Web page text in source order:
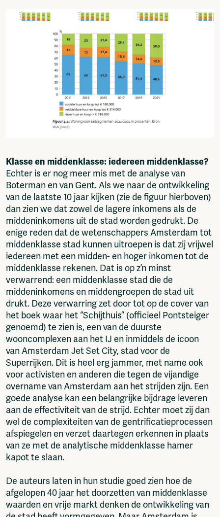
Klasse en middenklasse: iedereen middenklasse?
Echter is er nog meer mis met de analyse van
Boterman en van Gent. Als we naar de ontwikkeling
van de laatste 10 jaar kijken (zie de figuur hierboven)
dan zien we dat zowel de lagere inkomens als de
middeninkomens uit de stad worden gedrukt. De
enige reden dat de wetenschappers Amsterdam tot
middenklasse stad kunnen uitroepen is dat zij vrijwel
iedereen met een midden- en hoger inkomen tot de
middenklasse rekenen. Dat is op z’n minst
verwarrend: een middenklasse stad die de
middeninkomens en middengroepen de stad uit
drukt. Deze verwarring zet door tot op de cover van
het boek waar het “Schijthuis” (officieel Pontsteiger
genoemd) te zien is, een van de duurste
wooncomplexen aan het IJ en inmiddels de icoon
van Amsterdam Jet Set City, stad voor de
Superrijken. Dit is heel erg jammer, met name ook
voor activisten en anderen die tegen de vijandige
overname van Amsterdam aan het strijden zijn. Een
goede analyse kan een belangrijke bijdrage leveren
aan de effectiviteit van de strijd. Echter moet zij dan
wel de complexiteiten van de gentrificatieprocessen
afspiegelen en verzet daartegen erkennen in plaats
van ze met de analytische middenklasse hamer
kapot te slaan.
De auteurs laten in hun studie goed zien hoe de
afgelopen 40 jaar het doorzetten van middenklasse
waarden en vrije markt denken de ontwikkeling van